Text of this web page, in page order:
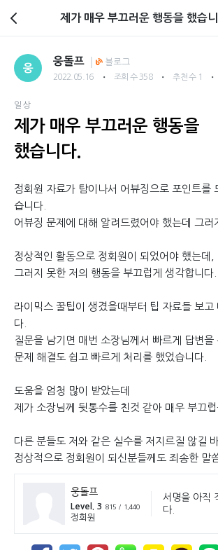
회원광장
제가 매우 부끄러운 행동을 했습니
웅
웅돌프 블로그
2022.05.16 ・ 조회 수 358 ・ 추천 수 1 ・
일상
제가 매우 부끄러운 행동을
했습니다.
정회원 자료가 탐이나서 어뷰징으로 포인트를
습니다.
어뷰징 문제에 대해 알려드렸어야 했는데 그러
정상적인 활동으로 정회원이 되었어야 했는데,
그러지 못한 저의 행동을 부끄럽게 생각합니다.
라이믹스 꿀팁이 생겼을때부터 팁 자료들 보고
다.
질문을 남기면 매번 소장님께서 빠르게 답변을
문제 해결도 쉽고 빠르게 처리를 했었습니다.
도움을 엄청 많이 받았는데
제가 소장님께 뒷통수를 친것 같아 매우 부끄럽
다른 분들도 저와 같은 실수를 저지르질 않길
정상적으로 정회원이 되신분들께도 죄송한 말
웅돌프
Level. 3 815 / 1,440
정회원
서명을 아직
다.